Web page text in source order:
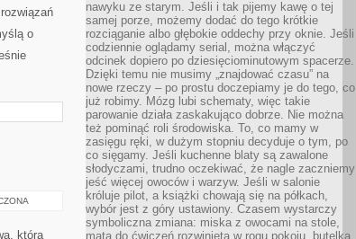
o
która
nawyku ze starym. Jeśli i tak pijemy kawę o tej
samej porze, możemy dodać do tego krótkie
rozciąganie albo głębokie oddechy przy oknie. Jeśli
codziennie oglądamy serial, można włączyć
odcinek dopiero po dziesięciominutowym spacerze.
Dzięki temu nie musimy „znajdować czasu” na
nowe rzeczy – po prostu doczepiamy je do tego, co
już robimy. Mózg lubi schematy, więc takie
parowanie działa zaskakująco dobrze. Nie można
też pominąć roli środowiska. To, co mamy w
zasięgu ręki, w dużym stopniu decyduje o tym, po
co sięgamy. Jeśli kuchenne blaty są zawalone
słodyczami, trudno oczekiwać, że nagle zaczniemy
jeść więcej owoców i warzyw. Jeśli w salonie
króluje pilot, a książki chowają się na półkach,
wybór jest z góry ustawiony. Czasem wystarczy
symboliczna zmiana: miska z owocami na stole,
mata do ćwiczeń rozwinięta w rogu pokoju, butelka